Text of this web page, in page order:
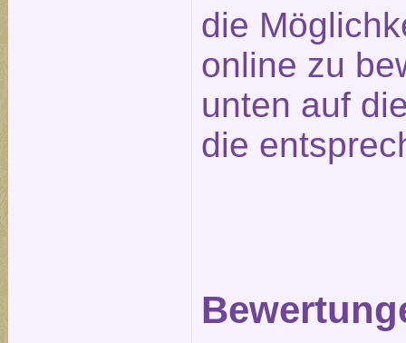
die
online zu
unten auf
die